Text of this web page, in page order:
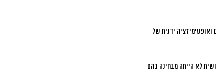
אחר מדדים ואופטימיזציה ידנית של
לא הייתה מבחינה בהם